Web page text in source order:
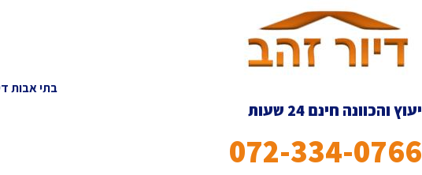
לתוכן
בתי אבות
יעוץ והכוונה חינם 24 שעות
072-334-0766